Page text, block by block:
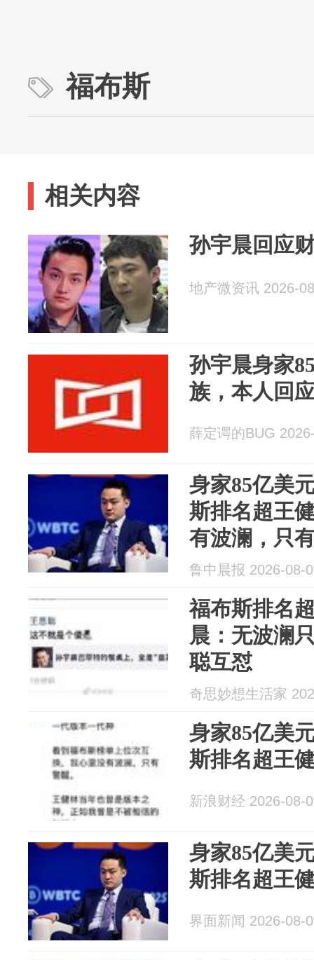
福布斯
相关内容
孙宇晨回应
地产微资讯 2026-
孙宇晨身家
族，本人回
薛定谔的BUG
身家85亿美
斯排名超王
有波澜，只
被王思聪公
最先被清算
鲁中晨报 2026-08-
福布斯排名
晨：无波澜
聪互怼
奇思妙想生活家
身家85亿美
斯排名超王
新浪财经 2026-08-
身家85亿美
斯排名超王
界面新闻 2026-08-